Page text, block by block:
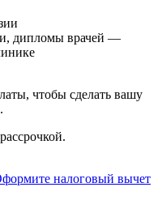
дипломы врачей —
чтобы сделать вашу